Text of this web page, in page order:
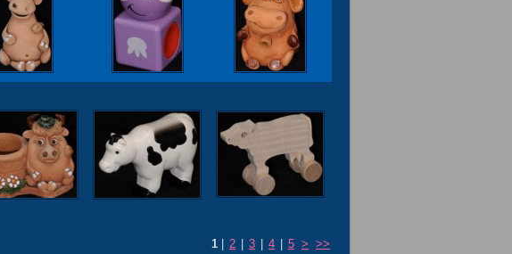
1 2 3 4 5 > >>